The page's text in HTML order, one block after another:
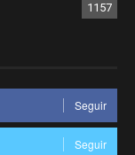
1157
Seguir
Seguir